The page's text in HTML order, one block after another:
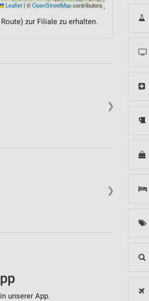
Leaflet | ©OpenStreetMapcontributors
zur Filiale zu erhalten.
❯
❯
unserer App.